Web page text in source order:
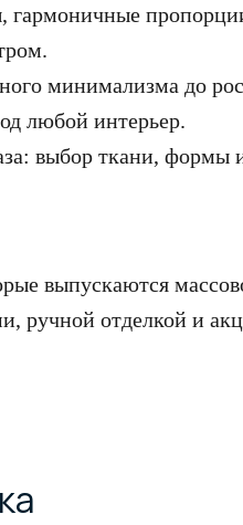
минимализма до
любой интерьер.
выбор ткани, формы
выпускаются
ручной отделкой и